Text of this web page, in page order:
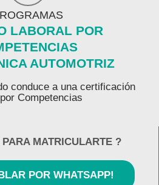
LABORAL POR
AUTOMOTRIZ
conduce a una certificación
Competencias
MATRICULARTE ?
POR WHATSAPP!